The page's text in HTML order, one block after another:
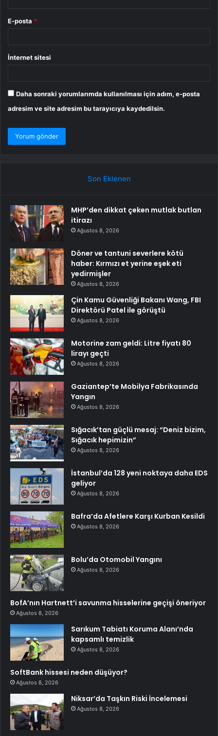
E-posta *
İnternet sitesi
Daha sonraki yorumlarımda kullanılması için adım, e-posta
adresim ve site adresim bu tarayıcıya kaydedilsin.
Son Eklenen
MHP’den dikkat çeken mutlak butlan
itirazı
Ağustos 8, 2026
Döner ve tantuni severlere kötü
haber: Kırmızı et yerine eşek eti
yedirmişler
Ağustos 8, 2026
Çin Kamu Güvenliği Bakanı Wang, FBI
Direktörü Patel ile görüştü
Ağustos 8, 2026
Motorine zam geldi: Litre fiyatı 80
lirayı geçti
Ağustos 8, 2026
Gaziantep’te Mobilya Fabrikasında
Yangın
Ağustos 8, 2026
Sığacık’tan güçlü mesaj: “Deniz bizim,
Sığacık hepimizin”
Ağustos 8, 2026
İstanbul’da 128 yeni noktaya daha EDS
geliyor
Ağustos 8, 2026
Bafra’da Afetlere Karşı Kurban Kesildi
Ağustos 8, 2026
Bolu’da Otomobil Yangını
Ağustos 8, 2026
BofA’nın Hartnett’i savunma hisselerine geçişi öneriyor
Ağustos 8, 2026
Sarıkum Tabiatı Koruma Alanı’nda
kapsamlı temizlik
Ağustos 8, 2026
SoftBank hissesi neden düşüyor?
Ağustos 8, 2026
Niksar’da Taşkın Riski İncelemesi
Ağustos 8, 2026